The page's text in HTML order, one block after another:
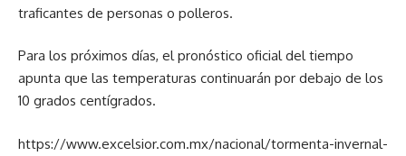
traficantes de personas o polleros.
Para los próximos días, el pronóstico oficial del tiempo
apunta que las temperaturas continuarán por debajo de los
10 grados centígrados.
https://www.excelsior.com.mx/nacional/tormenta-invernal-